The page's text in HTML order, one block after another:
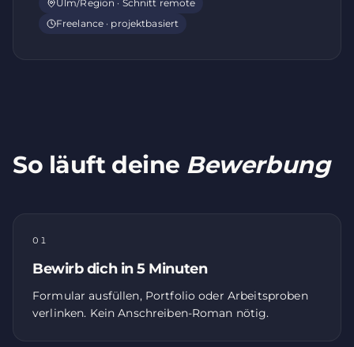
Ulm/Region · Schnitt remote
Freelance · projektbasiert
So läuft deine Bewerbung
01
Bewirb dich in 5 Minuten
Formular ausfüllen, Portfolio oder Arbeitsproben
verlinken. Kein Anschreiben-Roman nötig.